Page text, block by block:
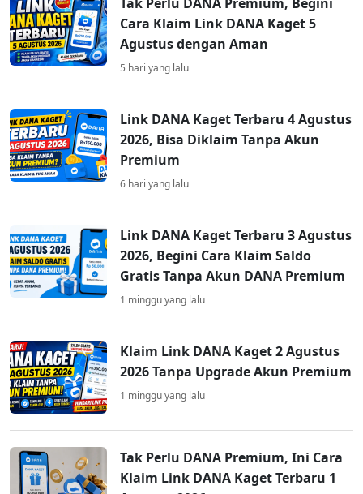
Cara Klaim Link DANA Kaget 5
Agustus dengan Aman
5 hari yang lalu
Link DANA Kaget Terbaru 4 Agustus
2026, Bisa Diklaim Tanpa Akun
Premium
6 hari yang lalu
Link DANA Kaget Terbaru 3 Agustus
2026, Begini Cara Klaim Saldo
Gratis Tanpa Akun DANA Premium
1 minggu yang lalu
Klaim Link DANA Kaget 2 Agustus
2026 Tanpa Upgrade Akun Premium
1 minggu yang lalu
Tak Perlu DANA Premium, Ini Cara
Klaim Link DANA Kaget Terbaru 1